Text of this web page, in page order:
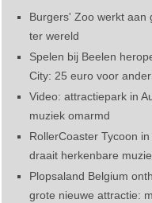
Burgers' Zoo werkt aan
ter wereld
Spelen bij Beelen
City: 25 euro voor
Video: attractiepark in
muziek omarmd
RollerCoaster Tycoon
draait herkenbare
Plopsaland Belgium
grote nieuwe attractie: